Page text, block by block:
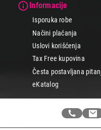
Informacije
Isporuka robe
Načini plaćanja
Uslovi korišćenja
Tax Free kupovina
Česta postavljana
eKatalog
Korisnički servis